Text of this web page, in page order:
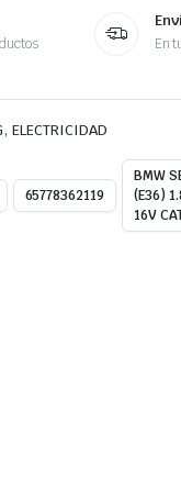
En
, ELECTRICIDAD
65778362119
BMW
(E36)
16V